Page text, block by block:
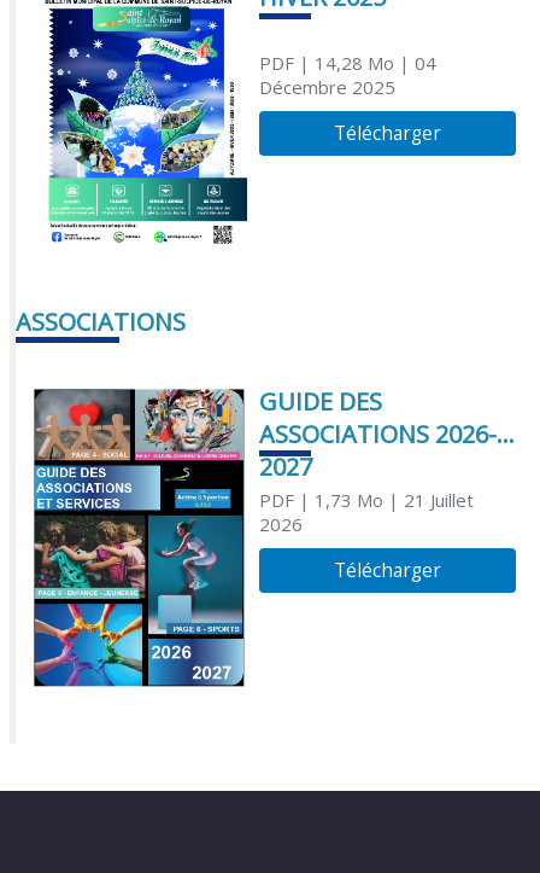
PDF| 14,28 Mo | 04
Décembre 2025
Télécharger
ASSOCIATIONS
GUIDE DES
ASSOCIATIONS 2026-
2027
PDF| 1,73 Mo | 21 Juillet
2026
Télécharger